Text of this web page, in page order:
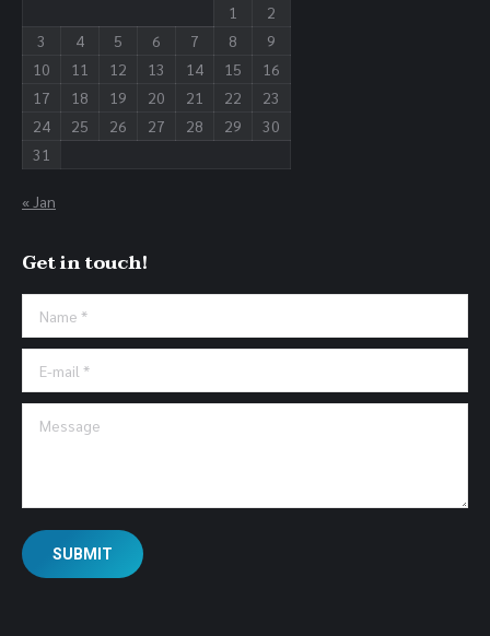
1
2
3
4 5 6 7 8
9
10
11 12 13 14 15
16
17
18 19 20 21 22
23
24
25 26 27 28 29
30
31
« Jan
Get in touch!
Name *
E-mail *
Message
SUBMIT